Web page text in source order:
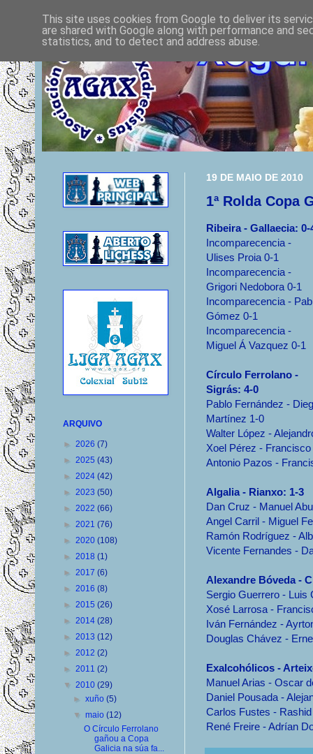
19 DE MAIO DE 2010
1ª Rolda Copa
Ribeira - Gallaecia: 0-
Incomparecencia -
Ulises Proia 0-1
Incomparecencia -
Grigori Nedobora 0-1
Incomparecencia -
Gómez 0-1
Incomparecencia -
Miguel Á Vazquez 0-1
Círculo Ferrolano -
Sigrás: 4-0
Pablo Fernández -
Martínez 1-0
Walter López -
Xoel Pérez -
Antonio Pazos -
Algalia - Rianxo: 1-3
Dan Cruz - Manuel
Angel Carril - Miguel
Ramón Rodríguez -
Vicente Fernandes -
Alexandre Bóveda -
Sergio Guerrero - Luis
Xosé Larrosa -
Iván Fernández -
Douglas Chávez -
Exalcohólicos -
Manuel Arias - Oscar
Daniel Pousada -
Carlos Fustes -
René Freire - Adrían
ARQUIVO
► 2026 (7)
► 2025 (43)
► 2024 (42)
► 2023 (50)
► 2022 (66)
► 2021 (76)
► 2020 (108)
► 2018 (1)
► 2017 (6)
► 2016 (8)
► 2015 (26)
► 2014 (28)
► 2013 (12)
► 2012 (2)
► 2011 (2)
▼ 2010 (29)
►xuño(5)
▼maio(12)
O Círculo Ferrolano
gañou a Copa
Galicia na súa fa...
This site uses cookies from Google to deliver its
are shared with Google along with performance and
statistics, and to detect and address abuse.